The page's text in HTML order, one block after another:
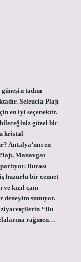
tadını
Seleucia Plajı
en iyi seçenektir.
güzel bir
kristal
Antalya’nın en
Manavgat
Burası
huzurlu bir cennet
kızıl çam
deneyim sunuyor.
ziyaretçilerin “Bu
rağmen…